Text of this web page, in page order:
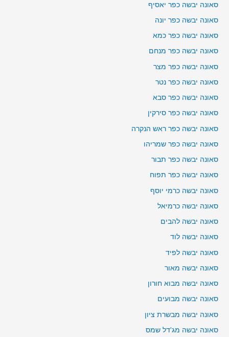
סאונה יבשה כפר יאסיף
סאונה יבשה כפר יונה
סאונה יבשה כפר כמא
סאונה יבשה כפר מנחם
סאונה יבשה כפר מצר
סאונה יבשה כפר נטר
סאונה יבשה כפר סבא
סאונה יבשה כפר סירקין
סאונה יבשה כפר ראש הנקרה
סאונה יבשה כפר שמריהו
סאונה יבשה כפר תבור
סאונה יבשה כפר תפוח
סאונה יבשה כרמי יוסף
סאונה יבשה כרמיאל
סאונה יבשה להבים
סאונה יבשה לוד
סאונה יבשה לפיד
סאונה יבשה מאור
סאונה יבשה מבוא חורון
סאונה יבשה מבועים
סאונה יבשה מבשרת ציון
סאונה יבשה מג'דל שמס